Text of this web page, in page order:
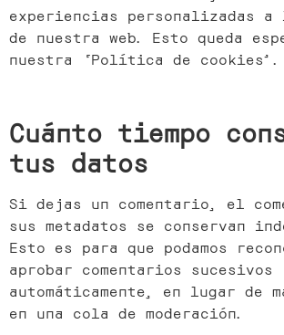
experiencias personalizadas
de nuestra web. Esto queda
nuestra ‘Política de cookies’.
Cuánto tiempo
tus datos
Si dejas un comentario, el
sus metadatos se conservan
Esto es para que podamos
aprobar comentarios sucesivos
automáticamente, en lugar de
en una cola de moderación.